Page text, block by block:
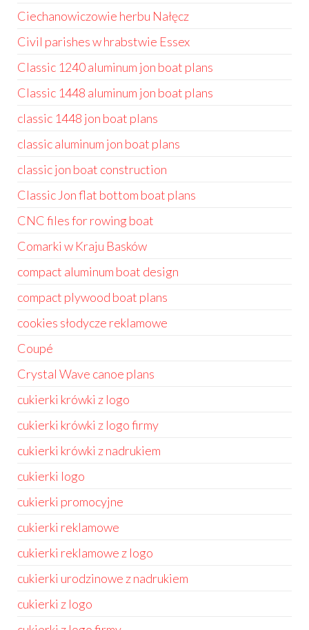
Ciechanowiczowie herbu Nałęcz
Civil parishes w hrabstwie Essex
Classic 1240 aluminum jon boat plans
Classic 1448 aluminum jon boat plans
classic 1448 jon boat plans
classic aluminum jon boat plans
classic jon boat construction
Classic Jon flat bottom boat plans
CNC files for rowing boat
Comarki w Kraju Basków
compact aluminum boat design
compact plywood boat plans
cookies słodycze reklamowe
Coupé
Crystal Wave canoe plans
cukierki krówki z logo
cukierki krówki z logo firmy
cukierki krówki z nadrukiem
cukierki logo
cukierki promocyjne
cukierki reklamowe
cukierki reklamowe z logo
cukierki urodzinowe z nadrukiem
cukierki z logo